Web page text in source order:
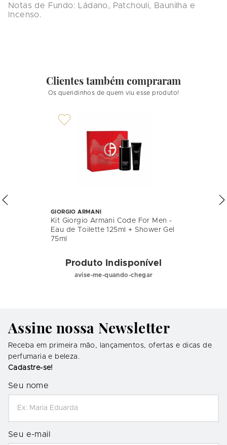
Notas de Fundo: Ládano, Patchouli, Baunilha e
Incenso.
Clientes também compraram
Os queridinhos de quem viu esse produto!
GIORGIO ARMANI
Kit Giorgio Armani Code For Men -
Eau de Toilette 125ml + Shower Gel
75ml
Produto Indisponível
avise-me-quando-chegar
Assine nossa Newsletter
Receba em primeira mão, lançamentos, ofertas e dicas de
perfumaria e beleza.
Cadastre-se!
Seu nome
Seu e-mail